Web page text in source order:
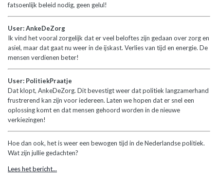
fatsoenlijk beleid nodig, geen gelul!
User: AnkeDeZorg
Ik vind het vooral zorgelijk dat er veel beloftes zijn gedaan over zorg en
asiel, maar dat gaat nu weer in de ijskast. Verlies van tijd en energie. De
mensen verdienen beter!
User: PolitiekPraatje
Dat klopt, AnkeDeZorg. Dit bevestigt weer dat politiek langzamerhand
frustrerend kan zijn voor iedereen. Laten we hopen dat er snel een
oplossing komt en dat mensen gehoord worden in de nieuwe
verkiezingen!
Hoe dan ook, het is weer een bewogen tijd in de Nederlandse politiek.
Wat zijn jullie gedachten?
Lees het bericht...